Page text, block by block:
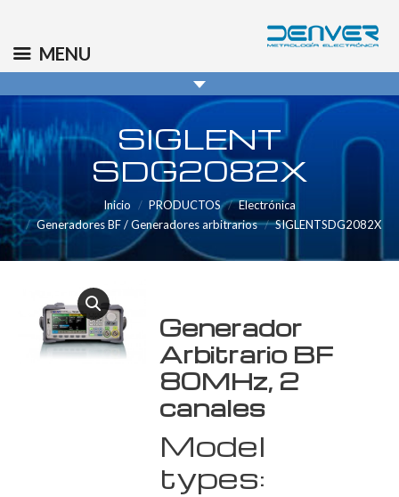
info@denver.es
SIGLENT
SDG2082X
Inicio PRODUCTOS
Electrónica
Generadores BF / Generadores arbitrarios
SIGLENTSDG2082X
Generador
Arbitrario BF
80MHz, 2
canales
Model
types:
MENU